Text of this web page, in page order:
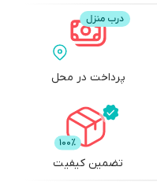
پرداخت در محل
تضمین کیفیت